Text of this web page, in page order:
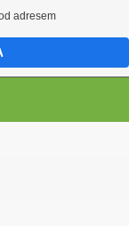
adresem